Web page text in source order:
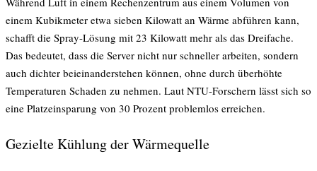
einem Kubikmeter etwa sieben Kilowatt an Wärme abführen kann,
schafft die Spray-Lösung mit 23 Kilowatt mehr als das Dreifache.
Das bedeutet, dass die Server nicht nur schneller arbeiten, sondern
auch dichter beieinanderstehen können, ohne durch überhöhte
Temperaturen Schaden zu nehmen. Laut NTU-Forschern lässt sich so
eine Platzeinsparung von 30 Prozent problemlos erreichen.
Gezielte Kühlung der Wärmequelle